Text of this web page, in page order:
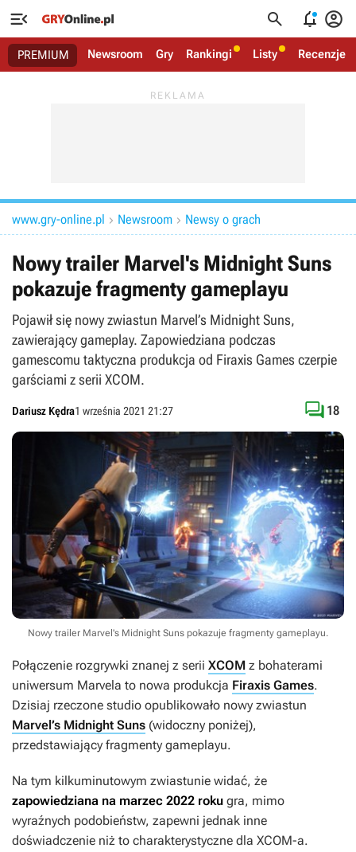
   
PREMIUM Newsroom Gry Rankingi Listy Recenzje
www.gry-online.pl  Newsroom  Newsy o grach
Nowy trailer Marvel's Midnight Suns
pokazuje fragmenty gameplayu
Pojawił się nowy zwiastun Marvel’s Midnight Suns,
zawierający gameplay. Zapowiedziana podczas
gamescomu taktyczna produkcja od Firaxis Games czerpie
garściami z serii XCOM.
Dariusz Kędra1 września 2021 21:27  18
Nowy trailer Marvel's Midnight Suns pokazuje fragmenty gameplayu.
Połączenie rozgrywki znanej z serii XCOM z bohaterami
uniwersum Marvela to nowa produkcja Firaxis Games.
Dzisiaj rzeczone studio opublikowało nowy zwiastun
Marvel’s Midnight Suns (widoczny poniżej),
przedstawiający fragmenty gameplayu.
Na tym kilkuminutowym zwiastunie widać, że
zapowiedziana na marzec 2022 roku gra, mimo
wyraźnych podobieństw, zapewni jednak inne
doświadczenie niż to charakterystyczne dla XCOM-a.